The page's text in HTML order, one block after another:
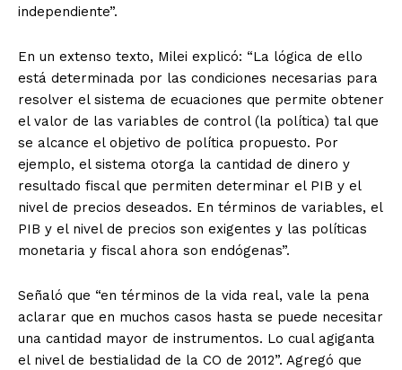
independiente”.
En un extenso texto, Milei explicó: “La lógica de ello
está determinada por las condiciones necesarias para
resolver el sistema de ecuaciones que permite obtener
el valor de las variables de control (la política) tal que
se alcance el objetivo de política propuesto. Por
ejemplo, el sistema otorga la cantidad de dinero y
resultado fiscal que permiten determinar el PIB y el
nivel de precios deseados. En términos de variables, el
PIB y el nivel de precios son exigentes y las políticas
monetaria y fiscal ahora son endógenas”.
Señaló que “en términos de la vida real, vale la pena
aclarar que en muchos casos hasta se puede necesitar
una cantidad mayor de instrumentos. Lo cual agiganta
el nivel de bestialidad de la CO de 2012”. Agregó que